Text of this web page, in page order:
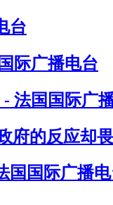
台
际广播电台
法国国际广
府的反应却
国国际广播